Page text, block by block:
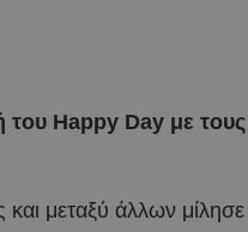
Happy Day με
μεταξύ άλλων